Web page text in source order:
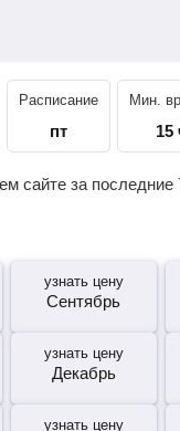
Расписание
пт
Мин.
15
сайте за последние
узнать цену
Сентябрь
узнать цену
Декабрь
узнать цену